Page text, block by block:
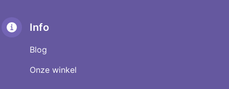
Info
Blog
Onze winkel